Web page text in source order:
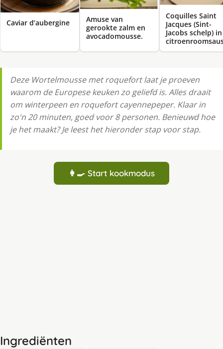
Caviar d’aubergine
Amuse van
gerookte zalm en
avocadomousse.
Coquilles Saint
Jacques (Sint-
Jacobs schelp) in
Deze Wortelmousse met roquefort laat je proeven
waarom de Europese keuken zo geliefd is. Alles draait
om winterpeen en roquefort cayennepeper. Klaar in
zo'n 20 minuten, goed voor 8 personen. Benieuwd hoe
je het maakt? Je leest het hieronder stap voor stap.
👩‍🍳 Start kookmodus
Ingrediënten